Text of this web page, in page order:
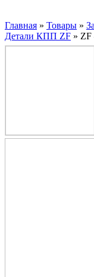
Главная » Товары »
Детали КПП ZF »